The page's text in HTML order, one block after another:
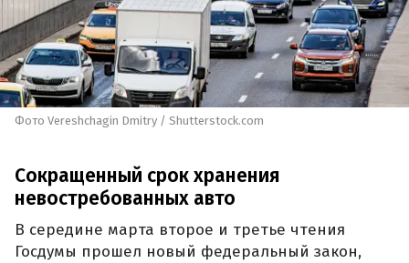
Фото Vereshchagin Dmitry / Shutterstock.com
Сокращенный срок хранения
невостребованных авто
В середине марта второе и третье чтения
Госдумы прошел новый федеральный закон,